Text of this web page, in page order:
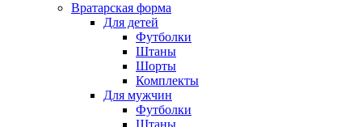
Вратарская форма
Для детей
Футболки
Штаны
Шорты
Комплекты
Для мужчин
Футболки
Штаны